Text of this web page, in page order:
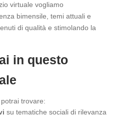
virtuale vogliamo
bimensile, temi attuali e
di qualità e stimolando la
in questo
trovare:
su tematiche sociali di rilevanza